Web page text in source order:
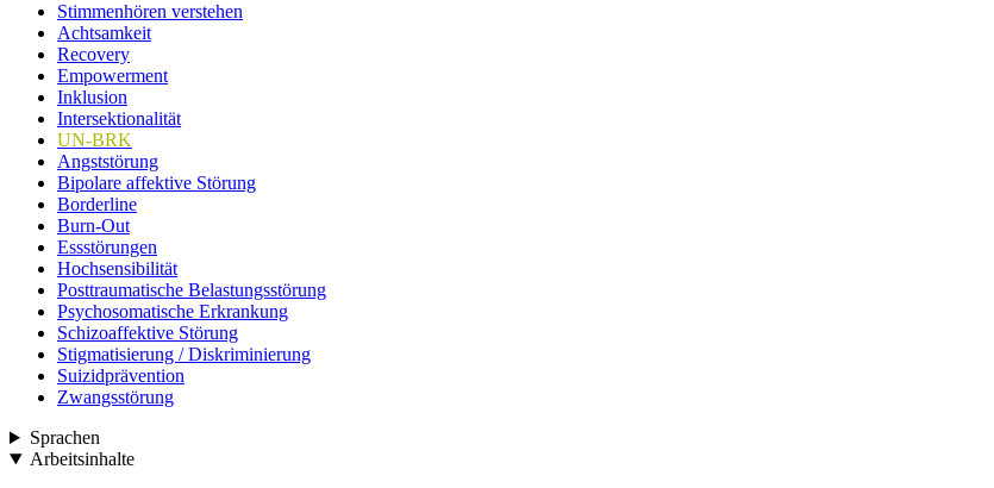
Stimmenhören verstehen
Achtsamkeit
Recovery
Empowerment
Inklusion
Intersektionalität
UN-BRK
Angststörung
Bipolare affektive Störung
Borderline
Burn-Out
Essstörungen
Hochsensibilität
Posttraumatische Belastungsstörung
Psychosomatische Erkrankung
Schizoaffektive Störung
Stigmatisierung / Diskriminierung
Suizidprävention
Zwangsstörung
Sprachen
Arbeitsinhalte